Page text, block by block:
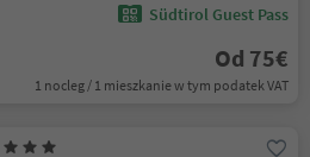
Südtirol Guest Pass
Od 75€
1 nocleg / 1 mieszkanie w tym podatek VAT